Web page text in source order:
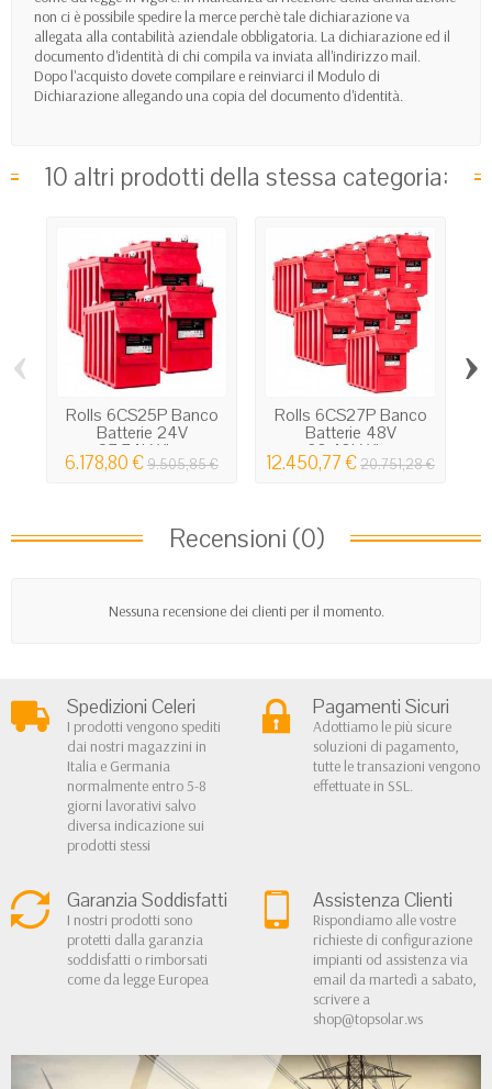
non ci è possibile spedire la merce perchè tale dichiarazione va
allegata alla contabilità aziendale obbligatoria. La dichiarazione ed il
documento d'identità di chi compila va inviata all'indirizzo mail.
Dopo l'acquisto dovete compilare e reinviarci il Modulo di
Dichiarazione allegando una copia del documento d'identità.
10 altri prodotti della stessa categoria:
Rolls 6CS25P Banco
Batterie 24V
27.74kWh...
6.178,80 €9.505,85 €
Rolls 6CS27P Banco
Batterie 48V
60.43kWh...
12.450,77 €20.751,28 €
‹ ›
Recensioni (0)
Nessuna recensione dei clienti per il momento.
Spedizioni Celeri
I prodotti vengono spediti
dai nostri magazzini in
Italia e Germania
normalmente entro 5-8
giorni lavorativi salvo
diversa indicazione sui
prodotti stessi
Pagamenti Sicuri
Adottiamo le più sicure
soluzioni di pagamento,
tutte le transazioni vengono
effettuate in SSL.
Garanzia Soddisfatti
I nostri prodotti sono
protetti dalla garanzia
soddisfatti o rimborsati
come da legge Europea
Assistenza Clienti
Rispondiamo alle vostre
richieste di configurazione
impianti od assistenza via
email da martedì a sabato,
scrivere a
shop@topsolar.ws